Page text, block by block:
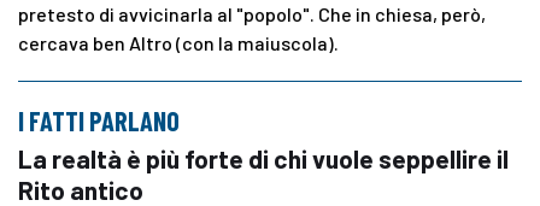
pretesto di avvicinarla al "popolo". Che in chiesa, però,
cercava ben Altro (con la maiuscola).
I FATTI PARLANO
La realtà è più forte di chi vuole seppellire il
Rito antico